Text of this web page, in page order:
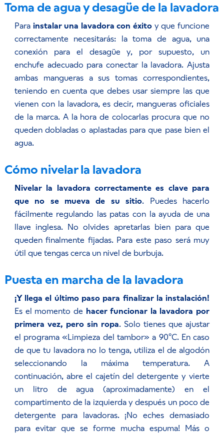
Toma de agua y desagüe de la lavadora
Para instalar una lavadora con éxito y que funcione
correctamente necesitarás: la toma de agua, una
conexión para el desagüe y, por supuesto, un
enchufe adecuado para conectar la lavadora. Ajusta
ambas mangueras a sus tomas correspondientes,
teniendo en cuenta que debes usar siempre las que
vienen con la lavadora, es decir, mangueras oficiales
de la marca. A la hora de colocarlas procura que no
queden dobladas o aplastadas para que pase bien el
agua.
Cómo nivelar la lavadora
Nivelar la lavadora correctamente es clave para
que no se mueva de su sitio. Puedes hacerlo
fácilmente regulando las patas con la ayuda de una
llave inglesa. No olvides apretarlas bien para que
queden finalmente fijadas. Para este paso será muy
útil que tengas cerca un nivel de burbuja.
Puesta en marcha de la lavadora
¡Y llega el último paso para finalizar la instalación!
Es el momento de hacer funcionar la lavadora por
primera vez, pero sin ropa. Solo tienes que ajustar
el programa «Limpieza del tambor» a 90ºC. En caso
de que tu lavadora no lo tenga, utiliza el de algodón
seleccionando la máxima temperatura. A
continuación, abre el cajetín del detergente y vierte
un litro de agua (aproximadamente) en el
compartimento de la izquierda y después un poco de
detergente para lavadoras. ¡No eches demasiado
para evitar que se forme mucha espuma! Más o